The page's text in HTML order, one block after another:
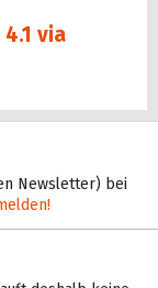
via
Newsletter) bei